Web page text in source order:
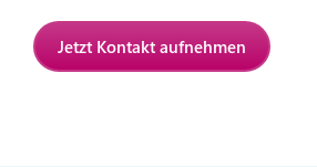
Jetzt Kontakt aufnehmen